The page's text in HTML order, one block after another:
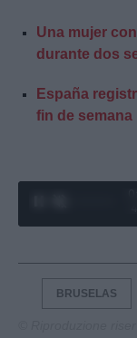
Una mujer
durante dos
España
fin de semana
BRUSELAS